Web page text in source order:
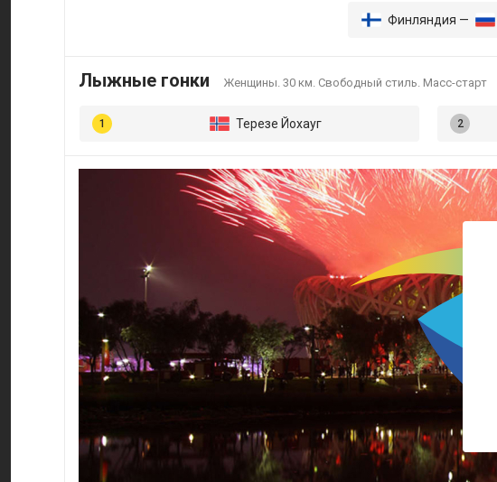
Финляндия —
Лыжные гонки Женщины. 30 км. Свободный стиль. Масс-старт
Терезе Йохауг